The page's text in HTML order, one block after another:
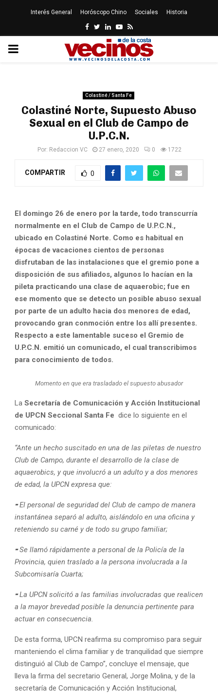
Interés General Horóscopo Chino Sociales Historia
Facebook
Twitter
LinkedinYoutube
Rss
PRIMARY
Colastiné / Santa Fe
Colastiné Norte, Supuesto Abuso
Sexual en el Club de Campo de
U.P.C.N.
Por: Redaccion VC 27 enero, 2020 0 1722
COMPARTIR 0
El domingo 26 de enero por la tarde, todo transcurría
normalmente en el Club de Campo de U.P.C.N.,
ubicado en Colastiné Norte. Como es habitual en
épocas de vacaciones cientos de personas
disfrutaban de las instalaciones que el gremio pone a
disposición de sus afiliados, algunos lo hacían en la
pileta practicando una clase de aquaerobic; fue en
ese momento que se detecto un posible abuso sexual
por parte de un adulto hacia dos menores de edad,
provocando gran conmoción entre los allí presentes.
Respecto a este lamentable suceso el Gremio de
U.P.C.N. emitió un comunicado, el cual transcribimos
para conocimiento de todos.
Momento en que era trasladado el supuesto abusador
La Secretaría de Comunicación y Acción Institucional
de UPCN Seccional Santa Fe dice lo siguiente en el
comunicado:
“Ante un hecho suscitado en una de las piletas de nuestro
Club de Campo, durante el desarrollo de la clase de
aquaerobics, y que involucró a un adulto y a dos menores
de edad, la UPCN expresa que:
⁃El personal de seguridad del Club de campo de manera
instantánea separó al adulto, aislándolo en una oficina y
reteniendo su carné y de todo su grupo familiar;
⁃Se llamó rápidamente a personal de la Policía de la
Provincia, quien traslado a la persona involucrada a la
Subcomisaría Cuarta;
⁃La UPCN solicitó a las familias involucradas que realicen
a la mayor brevedad posible la denuncia pertinente para
actuar en consecuencia.
De esta forma, UPCN reafirma su compromiso para seguir
manteniendo el clima familiar y de tranquilidad que siempre
distinguió al Club de Campo”, concluye el mensaje, que
lleva la firma del secretario General, Jorge Molina, y de la
secretaría de Comunicación y Acción Institucional,